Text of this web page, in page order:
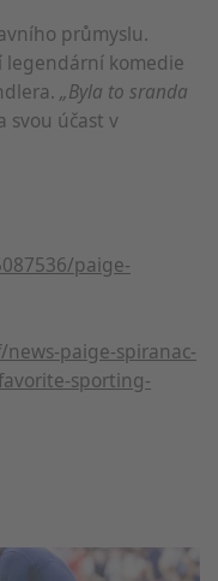
průmyslu.
legendární komedie
„Byla to sranda
svou účast v
paige-
paige-spiranac-
sporting-